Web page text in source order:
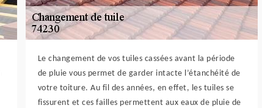
Le changement de vos tuiles cassées avant la période
de pluie vous permet de garder intacte l’étanchéité de
votre toiture. Au fil des années, en effet, les tuiles se
fissurent et ces failles permettent aux eaux de pluie de